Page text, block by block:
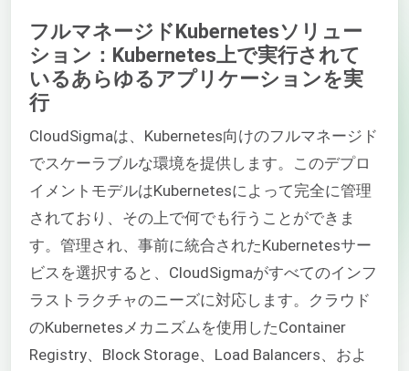
フルマネージドKubernetesソリュー
ション：Kubernetes上で実行されて
いるあらゆるアプリケーションを実
行
CloudSigmaは、Kubernetes向けのフルマネージド
でスケーラブルな環境を提供します。このデプロ
イメントモデルはKubernetesによって完全に管理
されており、その上で何でも行うことができま
す。管理され、事前に統合されたKubernetesサー
ビスを選択すると、CloudSigmaがすべてのインフ
ラストラクチャのニーズに対応します。クラウド
のKubernetesメカニズムを使用したContainer
Registry、Block Storage、Load Balancers、およ